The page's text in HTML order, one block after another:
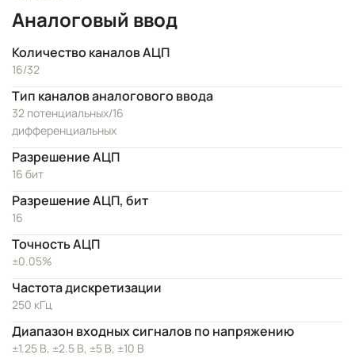
Аналоговый ввод
Количество каналов АЦП
16/32
Тип каналов аналогового ввода
32 потенциальных/16
дифференциальных
Разрешение АЦП
16 бит
Разрешение АЦП, бит
16
Точность АЦП
±0.05%
Частота дискретизации
250 кГц
Диапазон входных сигналов по напряжению
±1.25 В, ±2.5 В, ±5 В, ±10 В